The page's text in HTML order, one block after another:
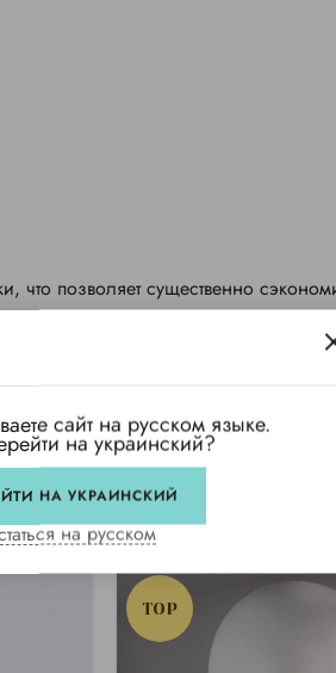
что позволяет существенно
TOP
сайт на русском языке.
на украинский?
НА УКРАИНСКИЙ
на русском